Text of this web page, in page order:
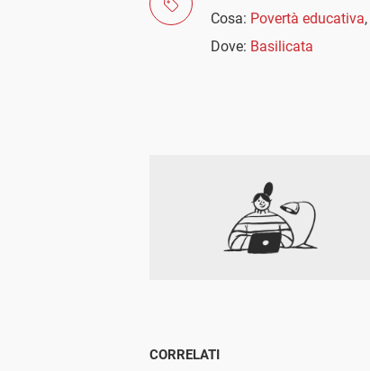
Cosa: Povertà educativa,
Dove: Basilicata
CORRELATI